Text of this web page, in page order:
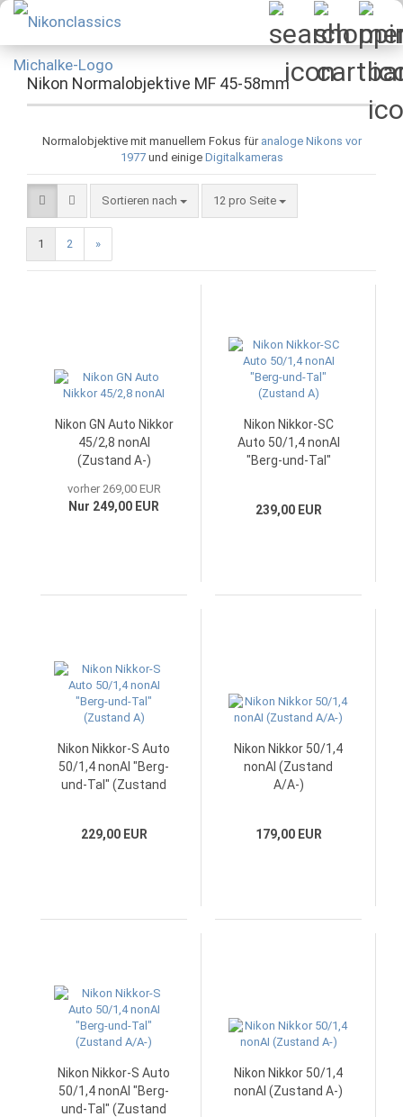
Nikon Normalobjektive MF 45-58mm
Normalobjektive mit manuellem Fokus für analoge Nikons vor
1977und einige Digitalkameras
Sortieren nach
Sortieren nach 12 pro Seite
pro Seite
1 2 »
Nikon GN Auto Nikkor
45/2,8 nonAI
(Zustand A-)
vorher 269,00 EUR
Nur 249,00 EUR
Nikon Nikkor-SC
Auto 50/1,4 nonAI
"Berg-und-Tal"
239,00 EUR
Nikon Nikkor-S Auto
50/1,4 nonAI "Berg-
und-Tal" (Zustand
229,00 EUR
Nikon Nikkor 50/1,4
nonAI (Zustand
A/A-)
179,00 EUR
Nikon Nikkor-S Auto
50/1,4 nonAI "Berg-
und-Tal" (Zustand
Nikon Nikkor 50/1,4
nonAI (Zustand A-)